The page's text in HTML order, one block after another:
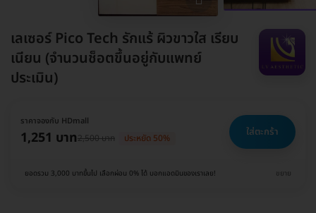
เลเซอร์ Pico Tech รักแร้ ผิวขาวใส เรียบ
เนียน (จำนวนช็อตขึ้นอยู่กับแพทย์
ประเมิน)
ราคาจองกับ HDmall
1,251 บาท2,500 บาท ประหยัด 50% ใส่ตะกร้า
ยอดรวม 3,000 บาทขึ้นไป เลือกผ่อน 0% ได้ บอกแอดมินของเราเลย! ขยาย